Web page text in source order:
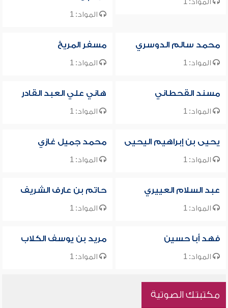
المواد: 1
المواد: 1
محمد سالم الدوسري
المواد: 1
مسفر المريخ
المواد: 1
مسند القحطاني
المواد: 1
هاني علي العبد القادر
المواد: 1
يحيى بن إبراهيم اليحيى
المواد: 1
محمد جميل غازي
المواد: 1
عبد السلام العييري
المواد: 1
حاتم بن عارف الشريف
المواد: 1
فهد أبا حسين
المواد: 1
مريد بن يوسف الكلاب
المواد: 1
مكتبتك الصوتية